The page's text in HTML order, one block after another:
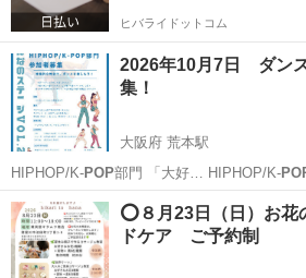
ヒバライドットコム
2026年10月7日 ダン
集！
大阪府 荒本駅
HIPHOP/K-POP 部門 「大好… HIPHOP/K-
#KPOP#ダンスコンテス…
大阪 大阪市 荒本駅 コンサート/シ
⭕️８月23日（日）お花
ドケア ご予約制